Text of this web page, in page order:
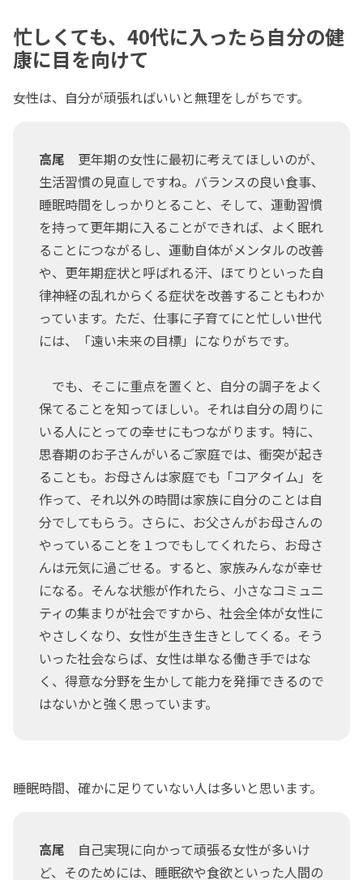
忙しくても、40代に入ったら自分の健
康に目を向けて
――女性は、自分が頑張ればいいと無理をしがちです。
高尾 更年期の女性に最初に考えてほしいのが、
生活習慣の見直しですね。バランスの良い食事、
睡眠時間をしっかりとること、そして、運動習慣
を持って更年期に入ることができれば、よく眠れ
ることにつながるし、運動自体がメンタルの改善
や、更年期症状と呼ばれる汗、ほてりといった自
律神経の乱れからくる症状を改善することもわか
っています。ただ、仕事に子育てにと忙しい世代
には、「遠い未来の目標」になりがちです。
でも、そこに重点を置くと、自分の調子をよく
保てることを知ってほしい。それは自分の周りに
いる人にとっての幸せにもつながります。特に、
思春期のお子さんがいるご家庭では、衝突が起き
ることも。お母さんは家庭でも「コアタイム」を
作って、それ以外の時間は家族に自分のことは自
分でしてもらう。さらに、お父さんがお母さんの
やっていることを１つでもしてくれたら、お母さ
んは元気に過ごせる。すると、家族みんなが幸せ
になる。そんな状態が作れたら、小さなコミュニ
ティの集まりが社会ですから、社会全体が女性に
やさしくなり、女性が生き生きとしてくる。そう
いった社会ならば、女性は単なる働き手ではな
く、得意な分野を生かして能力を発揮できるので
はないかと強く思っています。
――睡眠時間、確かに足りていない人は多いと思います。
高尾 自己実現に向かって頑張る女性が多いけ
ど、そのためには、睡眠欲や食欲といった人間の